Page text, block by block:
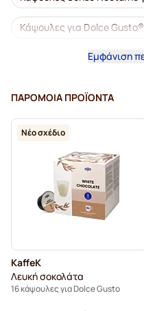
Κάψουλες για Dolce Gusto®
Καφετιέρες για Dolce
Ντεκαφεϊνέ καφές για
Αφαλάτωση και φροντίδα
Κάψουλες καφέ Segafredo
Κάψουλες καφέ Café René
Κάψουλες Gimoka για
Κάψουλες Starbucks® για
Εμφάνιση
ΠΑΡΌΜΟΙΑ ΠΡΟΪΌΝΤΑ
Νέο σχέδιο
KaffeK
Λευκή σοκολάτα
16 κάψουλες για Dolce Gusto